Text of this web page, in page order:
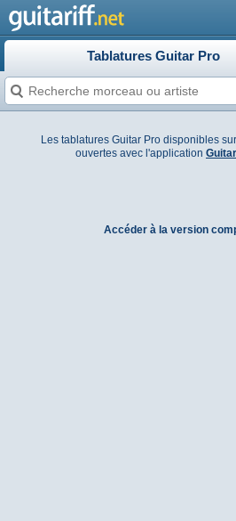
Tablatures Guitar Pro
Les tablatures Guitar Pro disponibles
ouvertes avec l'application
Accéder à la version